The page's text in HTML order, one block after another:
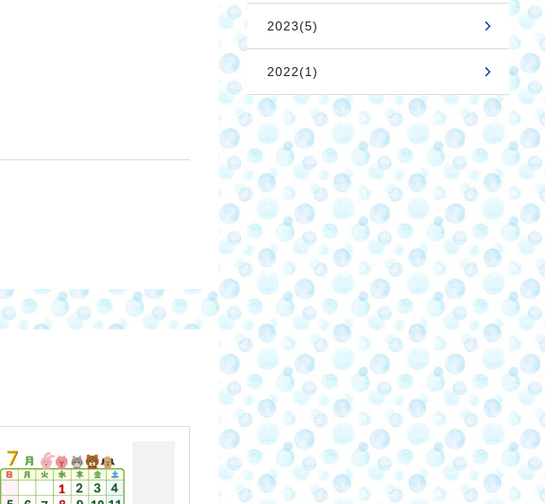
2023(5)
2022(1)